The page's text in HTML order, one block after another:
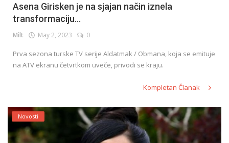
Asena Girisken je na sjajan način iznela
transformaciju...
Milt May 2, 2023 0
Prva sezona turske TV serije Aldatmak / Obmana, koja se emituje
na ATV ekranu četvrtkom uveče, privodi se kraju.
Kompletan Članak
Novosti